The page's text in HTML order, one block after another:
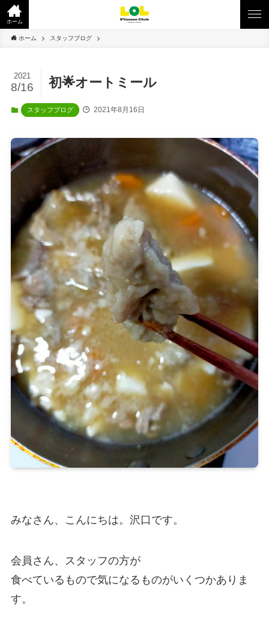
ホーム
ホーム スタッフブログ
初🌟オートミール
2021
8/16
スタッフブログ 2021年8月16日
みなさん、こんにちは。沢口です。
会員さん、スタッフの方が
食べているもので気になるものがいくつかありま
す。